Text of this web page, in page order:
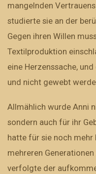
mangelnden
studierte sie an der
Gegen ihren Willen
Textilproduktion
eine Herzenssache,
und nicht gewebt
Allmählich wurde Anni
sondern auch für ihr
hatte für sie noch mehr
mehreren
verfolgte der